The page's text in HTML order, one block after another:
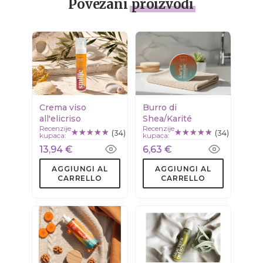
Povezaniproizvodi
Crema viso
all'elicriso
Recenzije
kupaca:
(34)
13,94 €
AGGIUNGI AL
CARRELLO
Burro di
Shea/Karité
Recenzije
kupaca:
(34)
6,63 €
AGGIUNGI AL
CARRELLO